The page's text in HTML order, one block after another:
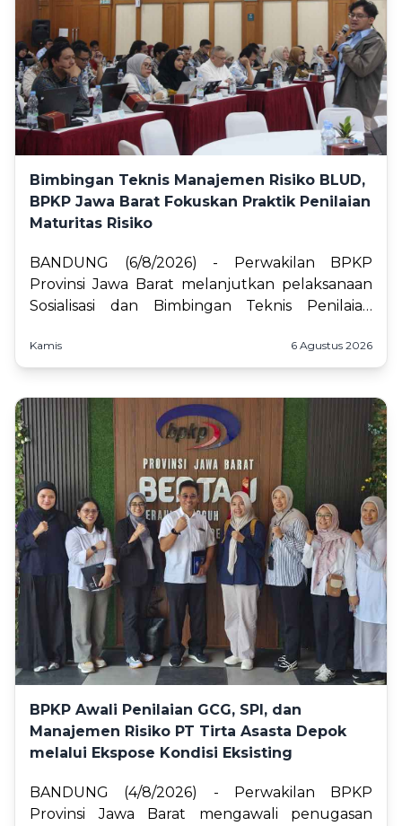
Bimbingan Teknis Manajemen Risiko BLUD,
BPKP Jawa Barat Fokuskan Praktik Penilaian
Maturitas Risiko
BANDUNG (6/8/2026) - Perwakilan BPKP
Provinsi Jawa Barat melanjutkan pelaksanaan
Sosialisasi dan Bimbingan Teknis Penilaian
Badan Layanan Um
Kamis 6 Agustus 2026
BPKP Awali Penilaian GCG, SPI, dan
Manajemen Risiko PT Tirta Asasta Depok
melalui Ekspose Kondisi Eksisting
BANDUNG (4/8/2026) - Perwakilan BPKP
Provinsi Jawa Barat mengawali penugasan